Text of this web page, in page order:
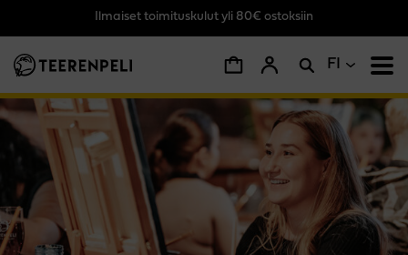
Ilmaiset toimituskulut yli 80€ ostoksiin
FI